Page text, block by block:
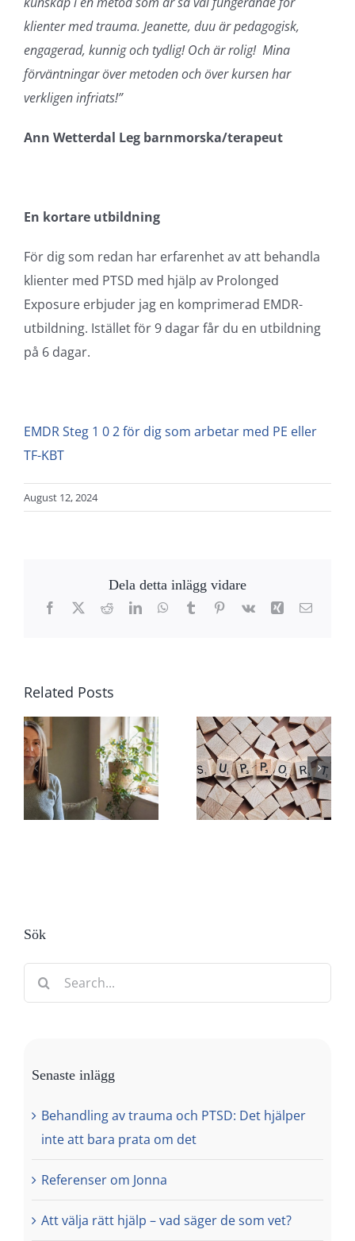
klienter med trauma. Jeanette, duu är pedagogisk,
engagerad, kunnig och tydlig! Och är rolig! Mina
förväntningar över metoden och över kursen har
verkligen infriats!”
Ann Wetterdal Leg barnmorska/terapeut
En kortare utbildning
För dig som redan har erfarenhet av att behandla
klienter med PTSD med hjälp av Prolonged
Exposure erbjuder jag en komprimerad EMDR-
utbildning. Istället för 9 dagar får du en utbildning
på 6 dagar.
EMDR Steg 1 0 2 för dig som arbetar med PE eller
TF-KBT
August 12, 2024
Dela detta inlägg vidare
Facebook
X RedditLinkedInWhatsApp
TumblrPinterest
Vk Xing Email
Related Posts
Sök
Search
for:
Senaste inlägg
Behandling av trauma och PTSD: Det hjälper
inte att bara prata om det
Referenser om Jonna
Att välja rätt hjälp – vad säger de som vet?